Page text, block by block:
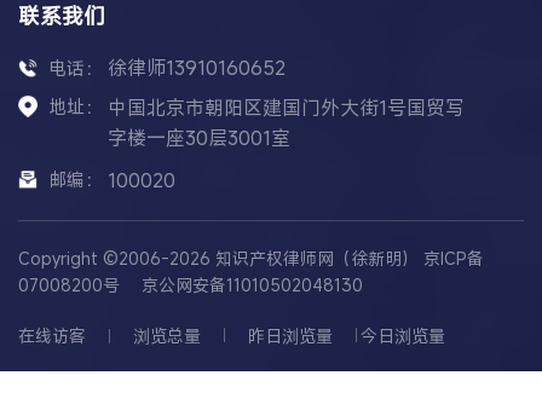
联系我们
电话： 徐律师13910160652
地址：
中国北京市朝阳区建国门外大街1号国贸写
字楼一座30层3001室
邮编： 100020
Copyright ©2006-2026 知识产权律师网（徐新明） 京ICP备
07008200号
京公网安备11010502048130
在线访客 浏览总量 昨日浏览量 今日浏览量